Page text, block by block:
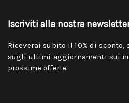
Iscriviti alla nostra
Riceverai subito il 10% di
sugli ultimi aggiornamenti sui
prossime offerte